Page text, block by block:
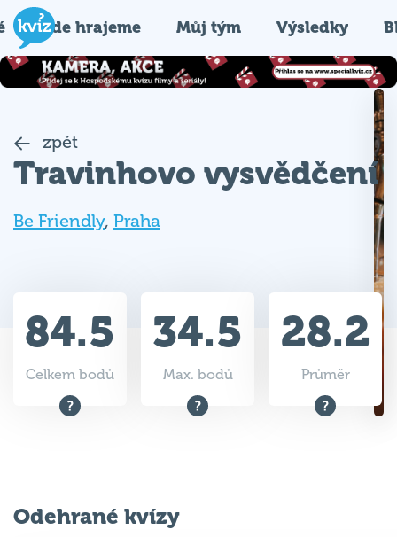
Kde hrajeme Můj tým Výsledky
zpět
Travinhovo vysvědčení
Be Friendly, Praha
84.5
Celkem bodů
34.5
Max. bodů
28.2
Průměr
Odehrané kvízy